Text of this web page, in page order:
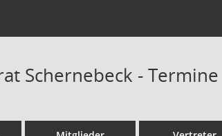
Schernebeck -